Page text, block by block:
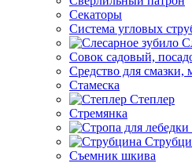
Секаторы
Система угловых
Совок садовый,
Средство для смазки,
Стамеска
Степлер
Стремянка
Съемник шкива